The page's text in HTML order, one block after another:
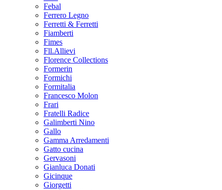
Febal
Ferrero Legno
Ferretti & Ferretti
Fiamberti
Fimes
Fll.Allievi
Florence Collections
Formerin
Formichi
Formitalia
Francesco Molon
Frari
Fratelli Radice
Galimberti Nino
Gallo
Gamma Arredamenti
Gatto cucina
Gervasoni
Gianluca Donati
Gicinque
Giorgetti